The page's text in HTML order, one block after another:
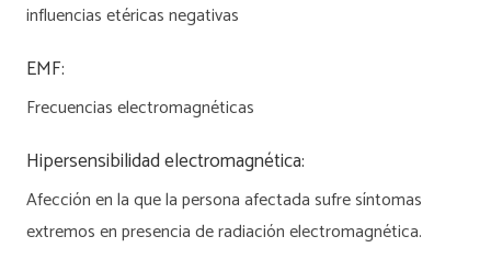
influencias etéricas negativas
EMF:
Frecuencias electromagnéticas
Hipersensibilidad electromagnética:
Afección en la que la persona afectada sufre síntomas
extremos en presencia de radiación electromagnética.